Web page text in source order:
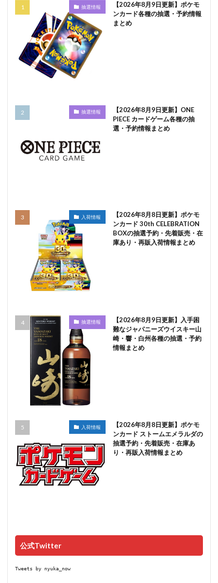
抽選情報
【2026年8月9日更新】ポケモ
ンカード各種の抽選・予約情報
まとめ
抽選情報
【2026年8月9日更新】ONE
PIECE カードゲーム各種の抽
選・予約情報まとめ
入荷情報
【2026年8月8日更新】ポケモ
ンカード 30th CELEBRATION
BOXの抽選予約・先着販売・在
庫あり・再販入荷情報まとめ
抽選情報
【2026年8月9日更新】入手困
難なジャパニーズウイスキー山
崎・響・白州各種の抽選・予約
情報まとめ
入荷情報
【2026年8月8日更新】ポケモ
ンカード ストームエメラルダの
抽選予約・先着販売・在庫あ
り・再販入荷情報まとめ
公式Twitter
Tweets by nyuka_now